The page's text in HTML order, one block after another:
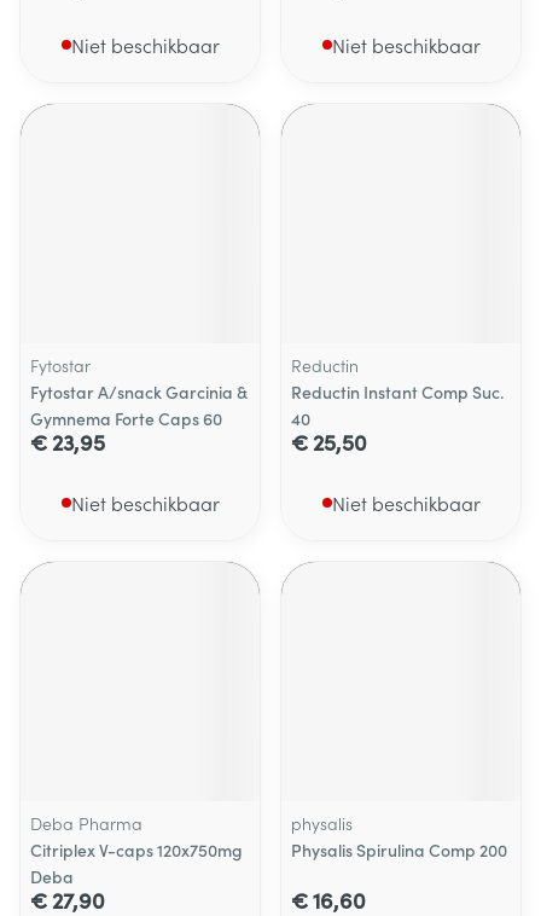
Niet beschikbaar Niet beschikbaar
Fytostar
Fytostar A/snack Garcinia &
Gymnema Forte Caps 60
€ 23,95
Niet beschikbaar
Reductin
Reductin Instant Comp Suc.
40
€ 25,50
Niet beschikbaar
Deba Pharma
Citriplex V-caps 120x750mg
Deba
€ 27,90
physalis
Physalis Spirulina Comp 200
€ 16,60